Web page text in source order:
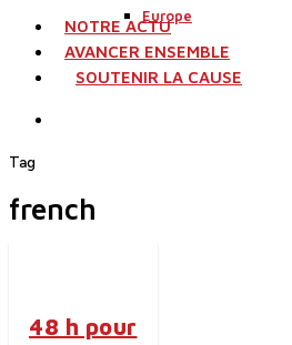
Europe
NOTRE ACTU
AVANCER ENSEMBLE
SOUTENIR LA CAUSE
Tag
french
48 h pour